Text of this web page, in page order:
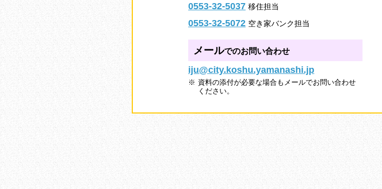
0553-32-5037 移住担当
0553-32-5072 空き家バンク担当
メールでのお問い合わせ
iju@city.koshu.yamanashi.jp
資料の添付が必要な場合もメールでお問い合わせ
ください。